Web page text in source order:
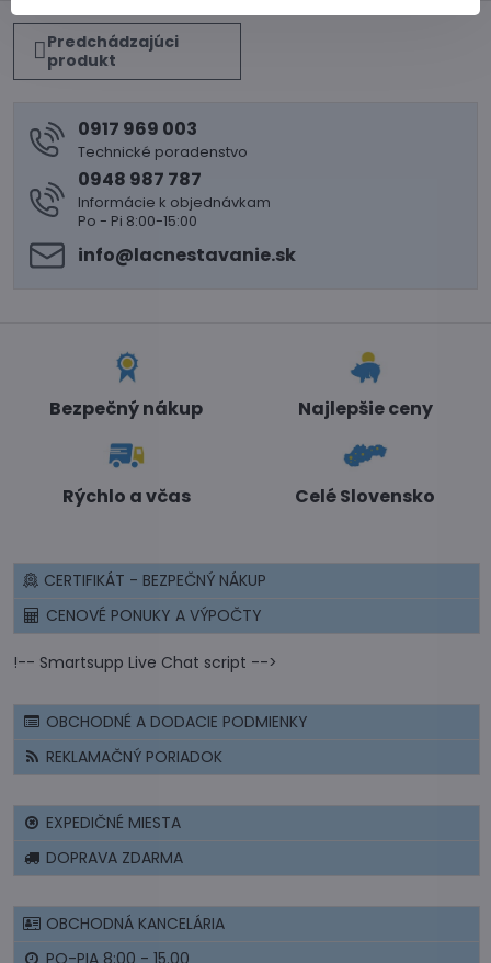
Predchádzajúci
produkt
0917 969 003
Technické poradenstvo
0948 987 787
Informácie k objednávkam
Po - Pi 8:00-15:00
info​@lacnestavanie​.sk
Bezpečný nákup Najlepšie ceny
Rýchlo a včas Celé Slovensko
CERTIFIKÁT - BEZPEČNÝ NÁKUP
CENOVÉ PONUKY A VÝPOČTY
!-- Smartsupp Live Chat script -->
OBCHODNÉ A DODACIE PODMIENKY
REKLAMAČNÝ PORIADOK
EXPEDIČNÉ MIESTA
DOPRAVA ZDARMA
OBCHODNÁ KANCELÁRIA
PO-PIA 8:00 - 15.00